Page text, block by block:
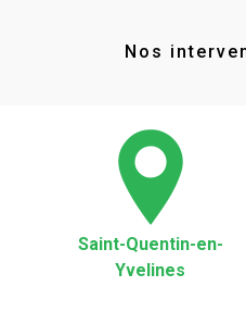
Nos
Saint-Quentin-en-
Yvelines